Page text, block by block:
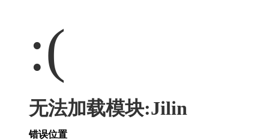
:(
无法加载模块:Jilin
错误位置